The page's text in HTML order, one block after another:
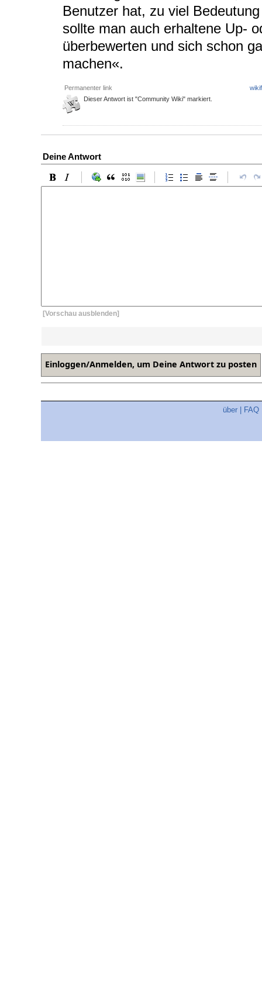
Benutzer hat, zu viel
sollte man auch erhaltene Up-
überbewerten und sich schon
machen«.
Permanenter link
Dieser Antwort ist "Community Wiki" markiert.
Deine Antwort
[Vorschau ausblenden]
über FAQ